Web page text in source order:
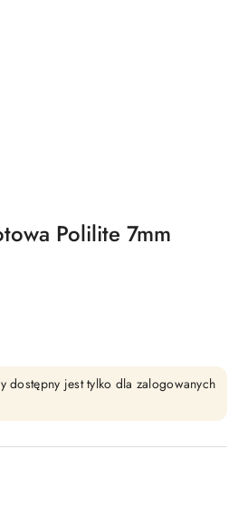
Polilite 7mm
dostępny jest tylko dla zalogowanych